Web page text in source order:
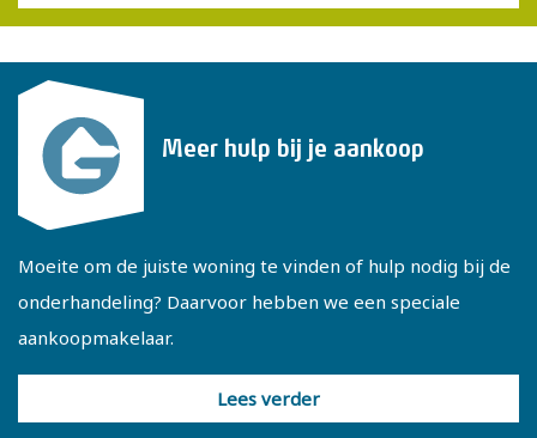
opnieuw tot zijn recht. De overloop geeft toegang tot
maar liefst vijf slaapkamers en twee badkamers. De
ouderslaapkamer beschikt over een moderne badkamer
en-suite, wat zorgt voor extra comfort en privacy. De
overige kamers – allen van een goed formaat en voorzien
van vaste kasten – maken gebruik van de tweede
badkamer. Daarnaast is er een separate wasruimte
aanwezig.
De tweede verdieping biedt verrassend veel extra ruimte,
Meer hulp bij je aankoop
Moeite om de juiste woning te vinden of hulp nodig bij de
onderhandeling? Daarvoor hebben we een speciale
aankoopmakelaar.
Lees verder